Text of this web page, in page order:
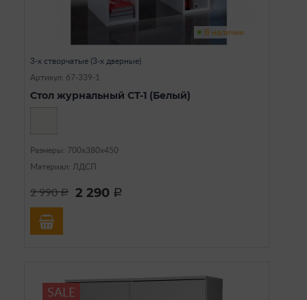
В наличии
3-х створчатые (3-х дверные)
Артикул: 67-339-1
Стол журнальный СТ-1 (Белый)
Размеры: 700х380х450
Материал: ЛДСП
2 990a 2 290 a
SALE